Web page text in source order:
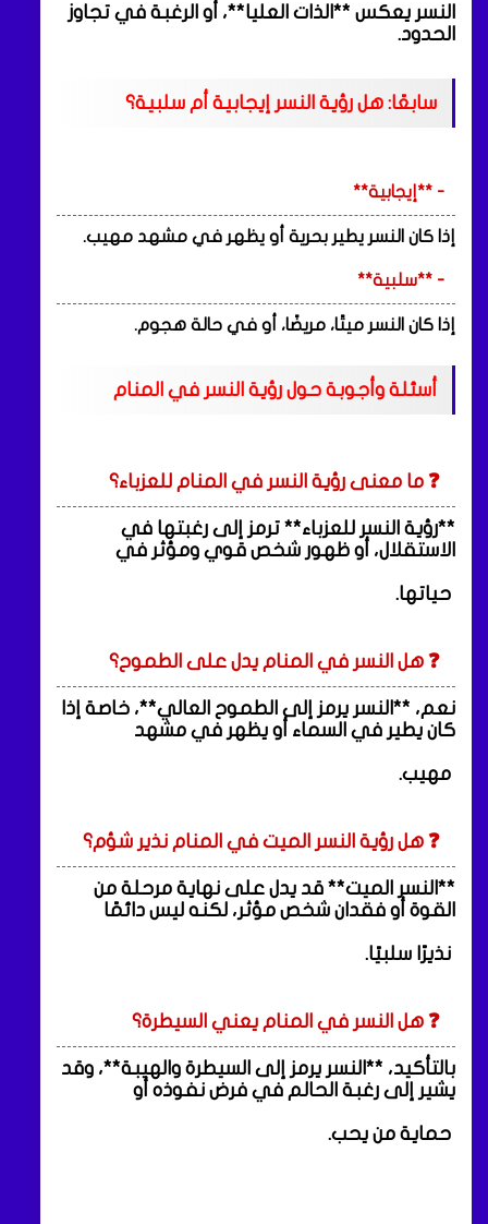
النسر يعكس **الذات العليا**، أو الرغبة في تجاوز
الحدود.
سابعًا: هل رؤية النسر إيجابية أم سلبية؟
- **إيجابية**
إذا كان النسر يطير بحرية أو يظهر في مشهد مهيب.
- **سلبية**
إذا كان النسر ميتًا، مريضًا، أو في حالة هجوم.
أسئلة وأجوبة حول رؤية النسر في المنام
❓ ما معنى رؤية النسر في المنام للعزباء؟
**رؤية النسر للعزباء** ترمز إلى رغبتها في
الاستقلال، أو ظهور شخص قوي ومؤثر في
حياتها.
❓ هل النسر في المنام يدل على الطموح؟
نعم، **النسر يرمز إلى الطموح العالي**، خاصة إذا
كان يطير في السماء أو يظهر في مشهد
مهيب.
❓ هل رؤية النسر الميت في المنام نذير شؤم؟
**النسر الميت** قد يدل على نهاية مرحلة من
القوة أو فقدان شخص مؤثر، لكنه ليس دائمًا
نذيرًا سلبيًا.
❓ هل النسر في المنام يعني السيطرة؟
بالتأكيد، **النسر يرمز إلى السيطرة والهيبة**، وقد
يشير إلى رغبة الحالم في فرض نفوذه أو
حماية من يحب.